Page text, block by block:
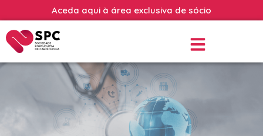
Aceda aqui à área exclusiva de sócio